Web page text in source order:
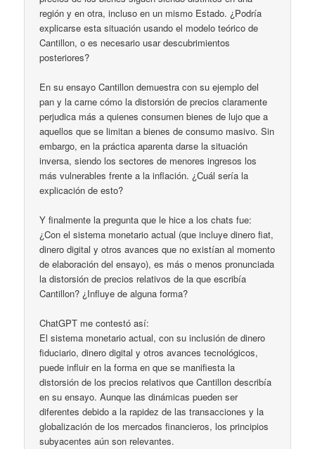
región y en otra, incluso en un mismo Estado. ¿Podría
explicarse esta situación usando el modelo teórico de
Cantillon, o es necesario usar descubrimientos
posteriores?
En su ensayo Cantillon demuestra con su ejemplo del
pan y la carne cómo la distorsión de precios claramente
perjudica más a quienes consumen bienes de lujo que a
aquellos que se limitan a bienes de consumo masivo. Sin
embargo, en la práctica aparenta darse la situación
inversa, siendo los sectores de menores ingresos los
más vulnerables frente a la inflación. ¿Cuál sería la
explicación de esto?
Y finalmente la pregunta que le hice a los chats fue:
¿Con el sistema monetario actual (que incluye dinero fiat,
dinero digital y otros avances que no existían al momento
de elaboración del ensayo), es más o menos pronunciada
la distorsión de precios relativos de la que escribía
Cantillon? ¿Influye de alguna forma?
ChatGPT me contestó así:
El sistema monetario actual, con su inclusión de dinero
fiduciario, dinero digital y otros avances tecnológicos,
puede influir en la forma en que se manifiesta la
distorsión de los precios relativos que Cantillon describía
en su ensayo. Aunque las dinámicas pueden ser
diferentes debido a la rapidez de las transacciones y la
globalización de los mercados financieros, los principios
subyacentes aún son relevantes.